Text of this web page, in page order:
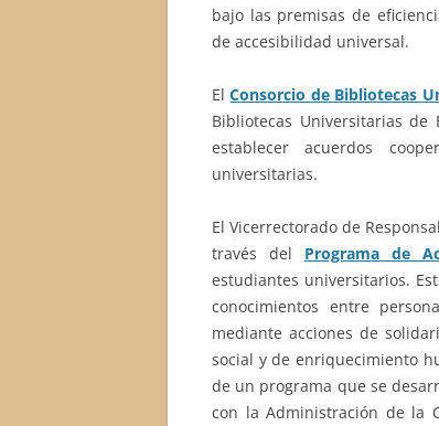
bajo las premisas de
de accesibilidad universal.
ElConsorcio de Bibliotecas
Bibliotecas Universitarias de
establecer acuerdos
universitarias.
El Vicerrectorado de
través del Programa de
estudiantes universitarios.
conocimientos entre
mediante acciones de
social y de enriquecimiento
de un programa que se
con la Administración de la